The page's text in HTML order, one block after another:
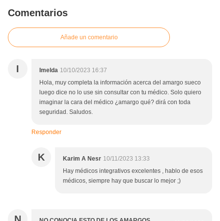
Comentarios
Añade un comentario
I Imelda 10/10/2023 16:37
Hola, muy completa la información acerca del amargo sueco
luego dice no lo use sin consultar con tu médico. Solo quiero
imaginar la cara del médico ¿amargo qué? dirá con toda
seguridad. Saludos.
Responder
K Karim A Nesr 10/11/2023 13:33
Hay médicos integrativos excelentes , hablo de esos
médicos, siempre hay que buscar lo mejor ;)